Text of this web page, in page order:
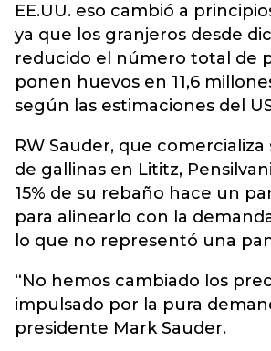
EE.UU. eso cambió a
ya que los granjeros desde
reducido el número total de
ponen huevos en 11,6
según las estimaciones del
RW Sauder, que
de gallinas en Lititz,
15% de su rebaño hace un
para alinearlo con la
lo que no representó una
“No hemos cambiado los
impulsado por la pura
presidente Mark Sauder.